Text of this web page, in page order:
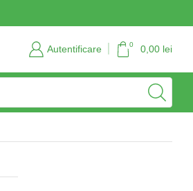
Autentificare 0 0,00 lei